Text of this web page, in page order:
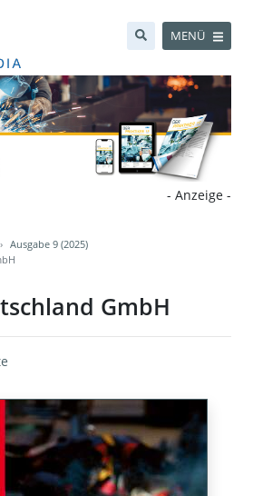
MENÜ
- Anzeige -
Ausgabe 9 (2025)
GmbH